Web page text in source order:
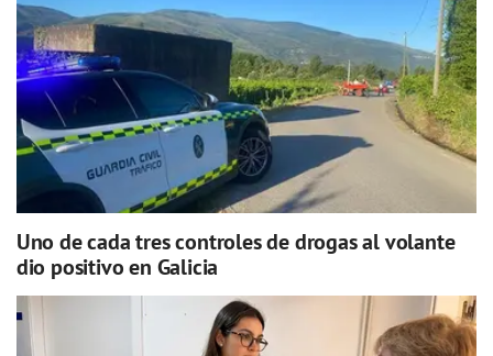
Uno de cada tres controles de drogas al volante
dio positivo en Galicia